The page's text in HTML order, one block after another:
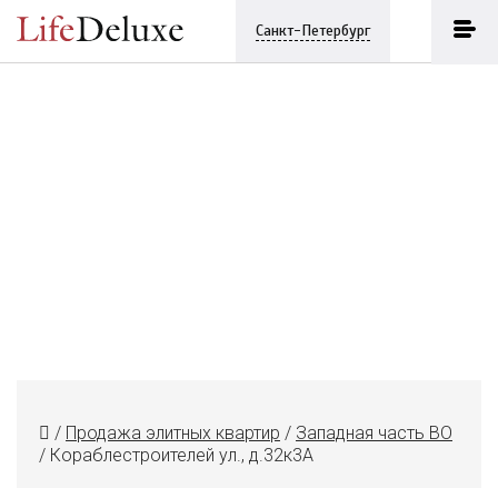
Санкт-Петербург
/ Продажа элитных квартир / Западная часть ВО
/ Кораблестроителей ул., д.32к3А